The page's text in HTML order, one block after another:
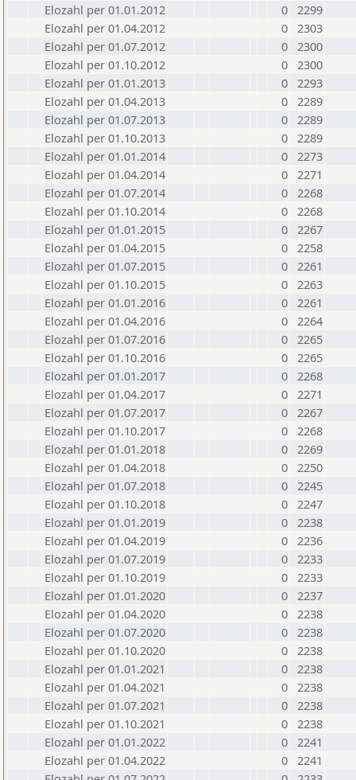
Elozahl per 01.01.2012
0 2299
Elozahl per 01.04.2012
0 2303
Elozahl per 01.07.2012
0 2300
Elozahl per 01.10.2012
0 2300
Elozahl per 01.01.2013
0 2293
Elozahl per 01.04.2013
0 2289
Elozahl per 01.07.2013
0 2289
Elozahl per 01.10.2013
0 2289
Elozahl per 01.01.2014
0 2273
Elozahl per 01.04.2014
0 2271
Elozahl per 01.07.2014
0 2268
Elozahl per 01.10.2014
0 2268
Elozahl per 01.01.2015
0 2267
Elozahl per 01.04.2015
0 2258
Elozahl per 01.07.2015
0 2261
Elozahl per 01.10.2015
0 2263
Elozahl per 01.01.2016
0 2261
Elozahl per 01.04.2016
0 2264
Elozahl per 01.07.2016
0 2265
Elozahl per 01.10.2016
0 2265
Elozahl per 01.01.2017
0 2268
Elozahl per 01.04.2017
0 2271
Elozahl per 01.07.2017
0 2267
Elozahl per 01.10.2017
0 2268
Elozahl per 01.01.2018
0 2269
Elozahl per 01.04.2018
0 2250
Elozahl per 01.07.2018
0 2245
Elozahl per 01.10.2018
0 2247
Elozahl per 01.01.2019
0 2238
Elozahl per 01.04.2019
0 2236
Elozahl per 01.07.2019
0 2233
Elozahl per 01.10.2019
0 2233
Elozahl per 01.01.2020
0 2237
Elozahl per 01.04.2020
0 2238
Elozahl per 01.07.2020
0 2238
Elozahl per 01.10.2020
0 2238
Elozahl per 01.01.2021
0 2238
Elozahl per 01.04.2021
0 2238
Elozahl per 01.07.2021
0 2238
Elozahl per 01.10.2021
0 2238
Elozahl per 01.01.2022
0 2241
Elozahl per 01.04.2022
0 2241